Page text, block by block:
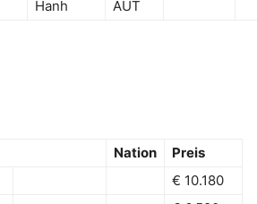
Hanh AUT
Nation
Preis
€ 10.180